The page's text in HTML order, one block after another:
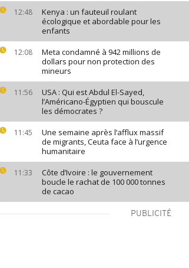
12:48
Kenya : un fauteuil roulant
écologique et abordable pour les
enfants
12:08
Meta condamné à 942 millions de
dollars pour non protection des
mineurs
11:56
USA : Qui est Abdul El-Sayed,
l’Américano-Égyptien qui bouscule
les démocrates ?
11:45
Une semaine après l’afflux massif
de migrants, Ceuta face à l’urgence
humanitaire
11:33
Côte d’Ivoire : le gouvernement
boucle le rachat de 100 000 tonnes
de cacao
PUBLICITÉ